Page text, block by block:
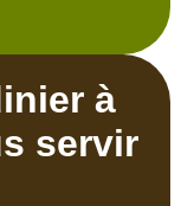
à
servir